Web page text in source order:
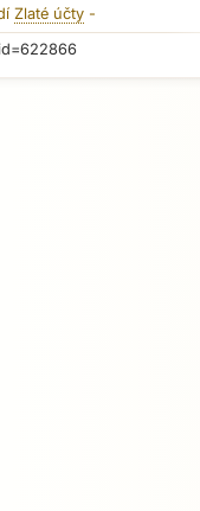
Zlaté účty -